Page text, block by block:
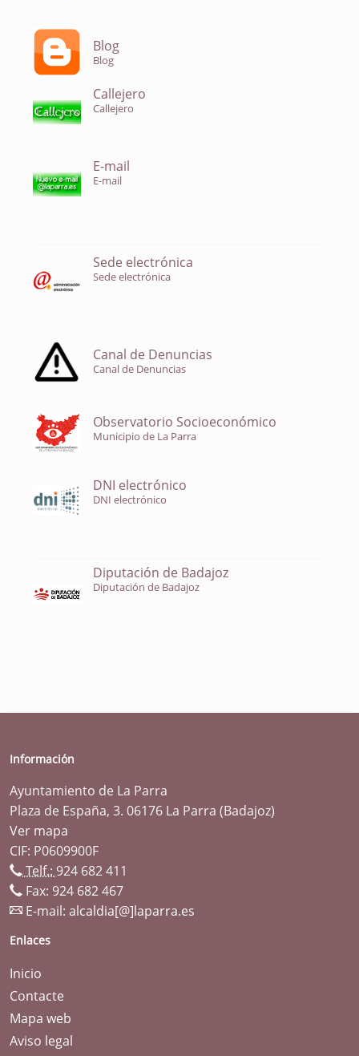
Blog
Blog
Callejero
Callejero
E-mail
E-mail
Sede electrónica
Sede electrónica
Canal de Denuncias
Canal de Denuncias
Observatorio Socioeconómico
Municipio de La Parra
DNI electrónico
DNI electrónico
Diputación de Badajoz
Diputación de Badajoz
Información
Ayuntamiento de La Parra
Plaza de España, 3. 06176 La Parra (Badajoz)
Ver mapa
CIF: P0609900F
Telf.: 924 682 411
Fax: 924 682 467
E-mail: alcaldia[@]laparra.es
Enlaces
Inicio
Contacte
Mapa web
Aviso legal